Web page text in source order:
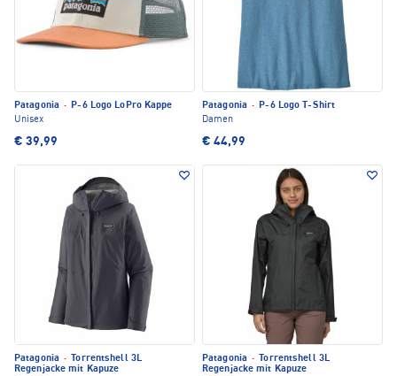
Patagonia · P-6 Logo LoPro Kappe
Unisex
€ 39,99
Patagonia · P-6 Logo T-Shirt
Damen
€ 44,99
Patagonia ·
Torrentshell 3L
Regenjacke mit Kapuze
Patagonia ·
Torrentshell 3L
Regenjacke mit Kapuze